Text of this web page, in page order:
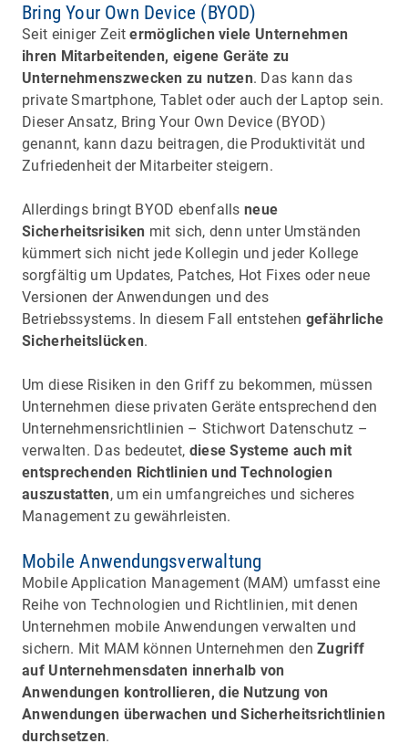
Bring Your Own Device (BYOD)
Seit einiger Zeitermöglichen viele Unternehmen
ihren Mitarbeitenden, eigene Geräte zu
Unternehmenszwecken zu nutzen. Das kann das
private Smartphone, Tablet oder auch der Laptop sein.
Dieser Ansatz, Bring Your Own Device (BYOD)
genannt, kann dazu beitragen, die Produktivität und
Zufriedenheit der Mitarbeiter steigern.
Allerdings bringt BYOD ebenfallsneue
Sicherheitsrisiken mit sich, denn unter Umständen
kümmert sich nicht jede Kollegin und jeder Kollege
sorgfältig um Updates, Patches, Hot Fixes oder neue
Versionen der Anwendungen und des
Betriebssystems. In diesem Fall entstehen gefährliche
Sicherheitslücken.
Um diese Risiken in den Griff zu bekommen, müssen
Unternehmen diese privaten Geräte entsprechend den
Unternehmensrichtlinien – Stichwort Datenschutz –
verwalten. Das bedeutet, diese Systeme auch mit
entsprechenden Richtlinien und Technologien
auszustatten, um ein umfangreiches und sicheres
Management zu gewährleisten.
Mobile Anwendungsverwaltung
Mobile Application Management (MAM) umfasst eine
Reihe von Technologien und Richtlinien, mit denen
Unternehmen mobile Anwendungen verwalten und
sichern. Mit MAM können Unternehmen denZugriff
auf Unternehmensdaten innerhalb von
Anwendungen kontrollieren, die Nutzung von
Anwendungen überwachen und Sicherheitsrichtlinien
durchsetzen.